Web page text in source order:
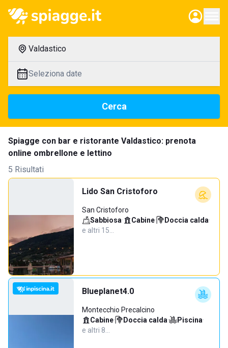
Valdastico
Seleziona date
Cerca
Spiagge con bar e ristorante Valdastico: prenota
online ombrellone e lettino
5 Risultati
Lido San Cristoforo
San Cristoforo
Sabbiosa· Cabine· Doccia calda·
e altri 15…
Blueplanet4.0
Montecchio Precalcino
Cabine· Doccia calda· Piscina·
e altri 8…